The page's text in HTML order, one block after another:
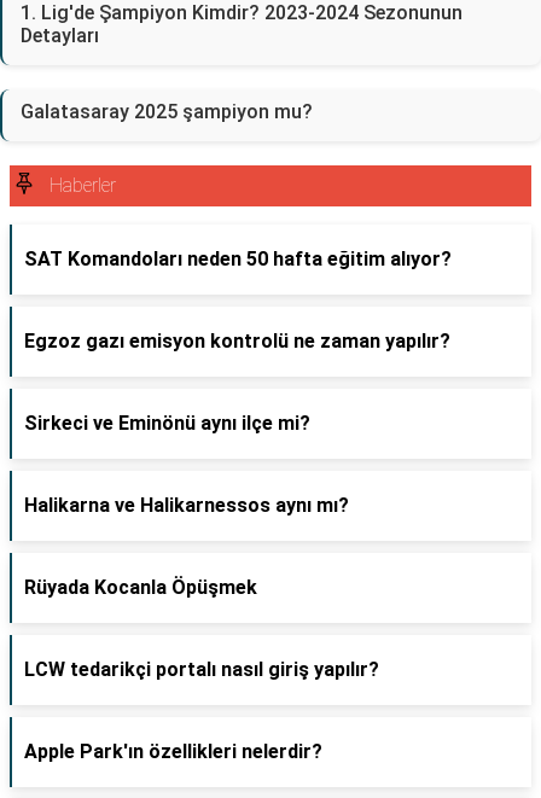
1. Lig'de Şampiyon Kimdir? 2023-2024 Sezonunun
Detayları
Galatasaray 2025 şampiyon mu?
Haberler
SAT Komandoları neden 50 hafta eğitim alıyor?
Egzoz gazı emisyon kontrolü ne zaman yapılır?
Sirkeci ve Eminönü aynı ilçe mi?
Halikarna ve Halikarnessos aynı mı?
Rüyada Kocanla Öpüşmek
LCW tedarikçi portalı nasıl giriş yapılır?
Apple Park'ın özellikleri nelerdir?